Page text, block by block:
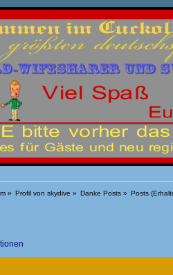
Kalender Einloggen Registrieren
» Profil von skydive » Danke Posts» Posts